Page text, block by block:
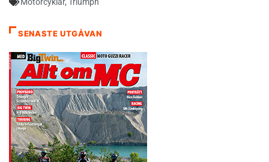
Motorcyklar, Triumph
SENASTE UTGÅVAN